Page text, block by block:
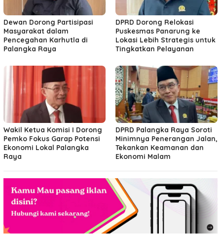
Dewan Dorong Partisipasi
Masyarakat dalam
Pencegahan Karhutla di
Palangka Raya
DPRD Dorong Relokasi
Puskesmas Panarung ke
Lokasi Lebih Strategis untuk
Tingkatkan Pelayanan
Wakil Ketua Komisi I Dorong
Pemko Fokus Garap Potensi
Ekonomi Lokal Palangka
Raya
DPRD Palangka Raya Soroti
Minimnya Penerangan Jalan,
Tekankan Keamanan dan
Ekonomi Malam